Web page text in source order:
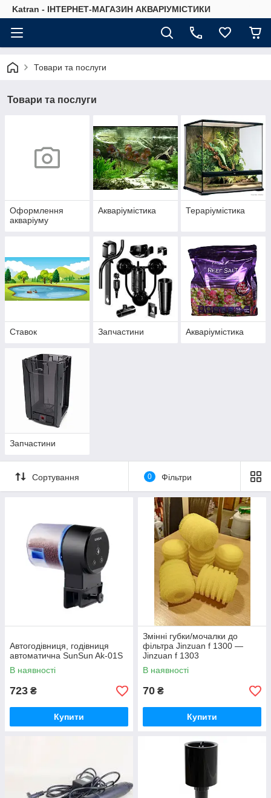
Katran - ІНТЕРНЕТ-МАГАЗИН АКВАРІУМІСТИКИ
Товари та послуги
Товари та послуги
Оформлення
акваріуму
Акваріумістика Тераріумістика
Ставок Запчастини Акваріумістика
Запчастини
Сортування 0 Фільтри
Автогодівниця, годівниця
автоматична SunSun Ak-01S
В наявності
723 ₴
Купити
Змінні губки/мочалки до
фільтра Jinzuan f 1300 —
Jinzuan f 1303
В наявності
70 ₴
Купити